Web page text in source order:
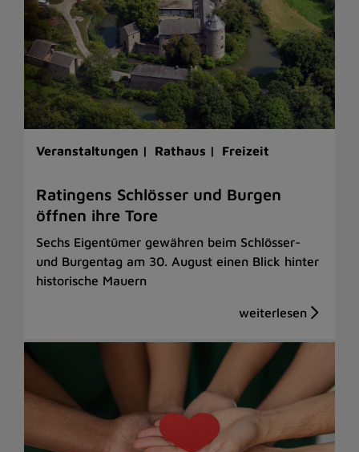
Veranstaltungen | Rathaus | Freizeit
Ratingens Schlösser und Burgen
öffnen ihre Tore
Sechs Eigentümer gewähren beim Schlösser-
und Burgentag am 30. August einen Blick hinter
historische Mauern